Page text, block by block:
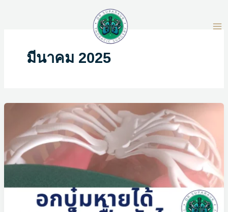
มีนาคม 2025